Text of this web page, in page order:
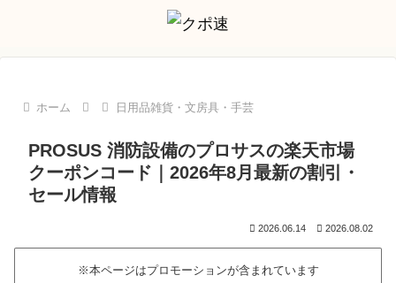
ホーム 日用品雑貨・文房具・手芸
PROSUS 消防設備のプロサスの楽天市場
クーポンコード｜2026年8月最新の割引・
セール情報
2026.06.14 2026.08.02
※本ページはプロモーションが含まれています